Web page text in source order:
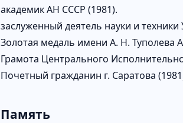
академик АН СССР (1981).
заслуженный деятель науки и техники
Золотая медаль имени А. Н. Туполева
Грамота Центрального
Почетный гражданин г. Саратова
Память